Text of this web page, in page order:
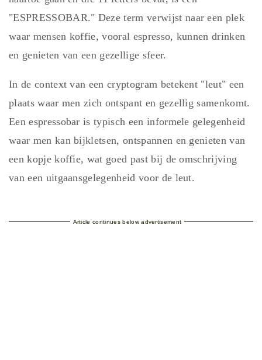
"ESPRESSOBAR." Deze term verwijst naar een plek
waar mensen koffie, vooral espresso, kunnen drinken
en genieten van een gezellige sfeer.
In de context van een cryptogram betekent "leut" een
plaats waar men zich ontspant en gezellig samenkomt.
Een espressobar is typisch een informele gelegenheid
waar men kan bijkletsen, ontspannen en genieten van
een kopje koffie, wat goed past bij de omschrijving
van een uitgaansgelegenheid voor de leut.
Article continues below advertisement